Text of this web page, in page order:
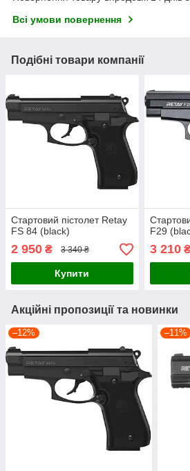
Всі умови повернення
Подібні товари компанії
Стартовий пістолет Retay
FS 84 (black)
2 950 ₴ 3 340 ₴
Купити
F29
3 210
Акційні пропозиції та новинки
–12% –11%